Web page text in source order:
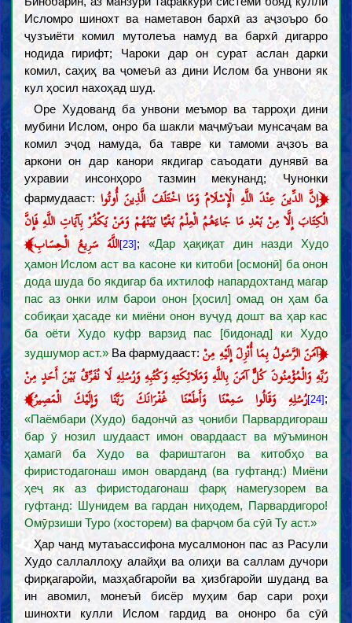
Исломро шинохт ва наметавон бархӣ аз аҷзоъро бо
ҷузъиёти комил мутолеъа намуд ва бархӣ дигарро
нодида гирифт; Чароки дар он сурат аслан дарки
комил, саҳиҳ ва ҷомеъӣ аз дини Ислом ба унвони як
кул ҳосил нахоҳад шуд.
Оре Худованд ба унвони меъмор ва тарроҳи дини
мубини Ислом, онро ба шакли маҷмӯъаи мунсаҷам ва
комил эҷод намуда, ба тавре ки тамоми аҷзоъ ва
аркони он дар канори якдигар саъодати дунявӣ ва
ухравии инсонҳоро тазмин мекунанд; Чунонки
фармудааст:
﴿إِنَّ الدِّينَ عِنْدَ اللَّهِ الْإِسْلَامُ وَمَا اخْتَلَفَ الَّذِينَ أُوتُوا
الْكِتَابَ إِلَّا مِنْ بَعْدِ مَا جَاءَهُمُ الْعِلْمُ بَغْيًا بَيْنَهُمْ وَمَنْ يَكْفُرْ بِآيَاتِ اللَّهِ فَإِنَّ
اللَّهَ سَرِيعُ الْحِسَابِ﴾ [23] ; «Дар ҳақиқат дин назди Худо
ҳамон Ислом аст ва касоне ки китоби [осмонӣ] ба онон
дода шуда бо якдигар ба ихтилоф напардохтанд магар
пас аз онки илм барои онон [ҳосил] омад он ҳам ба
собиқаи ҳасаде ки миёни онон вуҷуд дошт ва ҳар кас
ба оёти Худо куфр варзид пас [бидонад] ки Худо
зудшумор аст.»Ва фармудааст: ﴿آمَنَ الرَّسُولُ بِمَا أُنْزِلَ إِلَيْهِ مِنْ
رَبِّهِ وَالْمُؤْمِنُونَ كُلٌّ آمَنَ بِاللَّهِ وَمَلَائِكَتِهِ وَكُتُبِهِ وَرُسُلِهِ لَا نُفَرِّقُ بَيْنَ أَحَدٍ مِنْ
رُسُلِهِ وَقَالُوا سَمِعْنَا وَأَطَعْنَا غُفْرَانَكَ رَبَّنَا وَإِلَيْكَ الْمَصِيرُ﴾ [24] ;
«Паёмбари (Худо) бадончӣ аз ҷониби Парвардигораш
бар ӯ нозил шудааст имон овардааст ва мӯъминон
ҳамагӣ ба Худо ва фариштагон ва китобҳо ва
фиристодагонаш имон оварданд (ва гуфтанд:) Миёни
ҳеҷ як аз фиристодагонаш фарқ намегузорем ва
гуфтанд: Шунидем ва гардан ниҳодем, Парвардигоро!
Омӯрзиши Туро (хосторем) ва фарҷом ба сӯӣ Ту аст.»
Ҳар чанд мутаъассифона мусалмонон пас аз Расули
Худо саллаллоҳу алайҳи ва олиҳи ва саллам дучори
фирқагаройи, мазҳабгаройи ва ҳизбгаройи шуданд ва
ин авомил, монеъӣ бисёр муҳим бар сари роҳи
шинохти кулли Ислом гардид ва ононро ба сӯӣ